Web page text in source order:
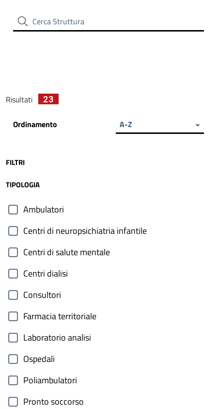
Cerca Struttura
Risultati 23
Ordinamento A-Z
FILTRI
TIPOLOGIA
Ambulatori
Centri di neuropsichiatria infantile
Centri di salute mentale
Centri dialisi
Consultori
Farmacia territoriale
Laboratorio analisi
Ospedali
Poliambulatori
Pronto soccorso